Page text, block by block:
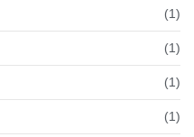
(1)
(1)
(1)
(1)